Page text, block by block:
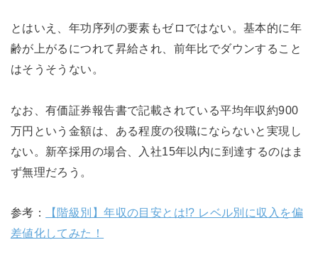
とはいえ、年功序列の要素もゼロではない。基本的に年
齢が上がるにつれて昇給され、前年比でダウンすること
はそうそうない。
なお、有価証券報告書で記載されている平均年収約900
万円という金額は、ある程度の役職にならないと実現し
ない。新卒採用の場合、入社15年以内に到達するのはま
ず無理だろう。
参考：
【階級別】年収の目安とは!? レベル別に収入を偏
差値化してみた！